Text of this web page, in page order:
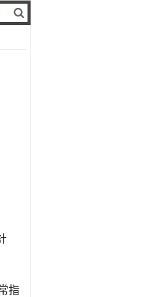
指